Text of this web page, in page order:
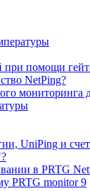
при помощи
NetPing?
мониторинга
UniPing и
в PRTG
PRTG monitor 9